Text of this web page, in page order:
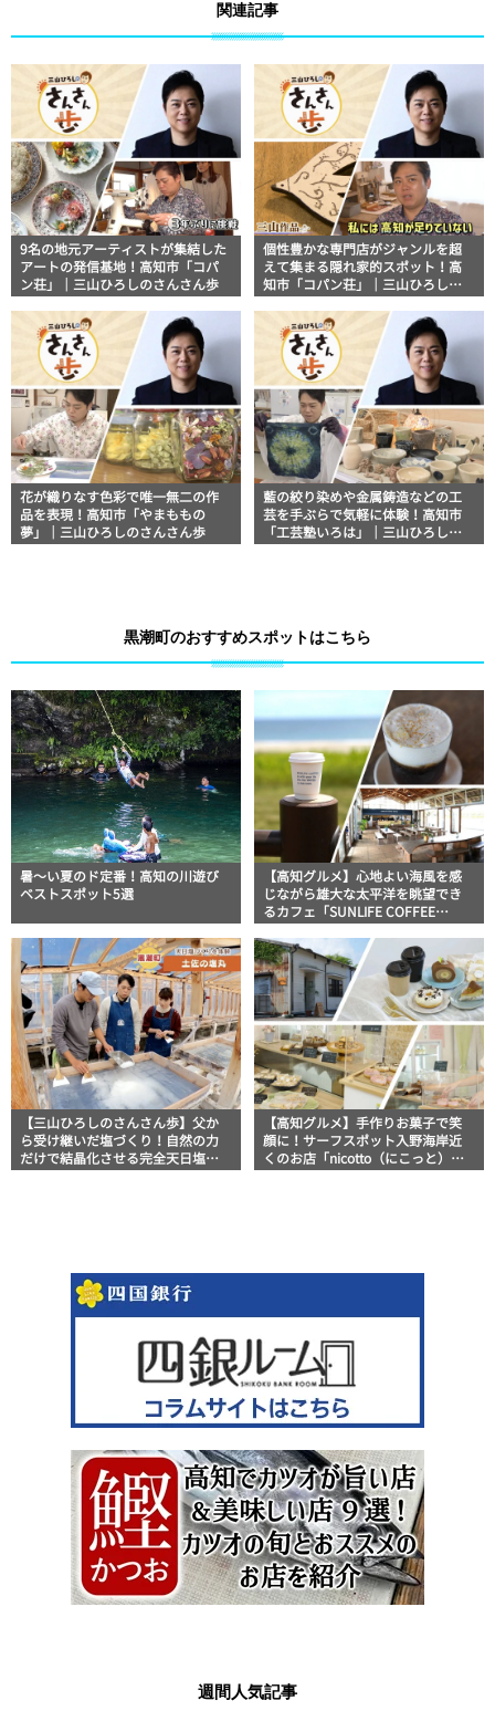
関連記事
9名の地元アーティストが集結した
アートの発信基地！高知市「コパ
ン荘」｜三山ひろしのさんさん歩
個性豊かな専門店がジャンルを超
えて集まる隠れ家的スポット！高
知市「コパン荘」｜三山ひろしの
花が織りなす色彩で唯一無二の作
品を表現！高知市「やまももの
夢」｜三山ひろしのさんさん歩
藍の絞り染めや金属鋳造などの工
芸を手ぶらで気軽に体験！高知市
「工芸塾いろは」｜三山ひろしの
黒潮町のおすすめスポットはこちら
暑～い夏のド定番！高知の川遊び
ベストスポット5選
【高知グルメ】心地よい海風を感
じながら雄大な太平洋を眺望でき
るカフェ「SUNLIFE COFFEE
【三山ひろしのさんさん歩】父か
ら受け継いだ塩づくり！自然の力
だけで結晶化させる完全天日塩
【高知グルメ】手作りお菓子で笑
顔に！サーフスポット入野海岸近
くのお店「nicotto（にこっと）」
週間人気記事